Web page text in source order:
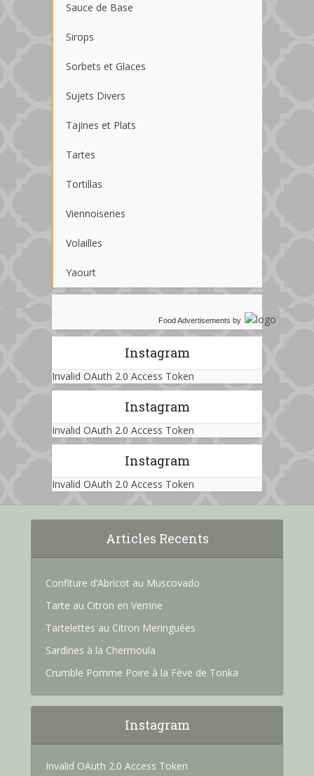
Sauce de Base
Sirops
Sorbets et Glaces
Sujets Divers
Tajines et Plats
Tartes
Tortillas
Viennoiseries
Volailles
Yaourt
Food Advertisements by
Instagram
Invalid OAuth 2.0 Access Token
Instagram
Invalid OAuth 2.0 Access Token
Instagram
Invalid OAuth 2.0 Access Token
Articles Recents
Confiture d’Abricot au Muscovado
Tarte au Citron en Verrine
Tartelettes au Citron Meringuées
Sardines à la Chermoula
Crumble Pomme Poire à la Fève de Tonka
Instagram
Invalid OAuth 2.0 Access Token